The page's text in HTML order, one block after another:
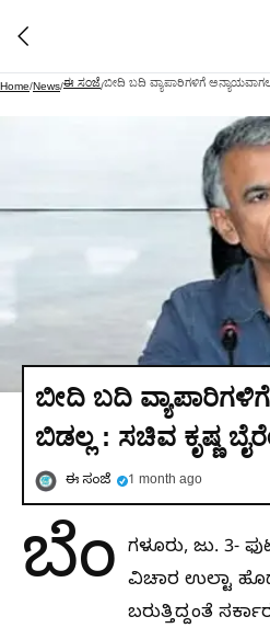
Home/News/ಈ ಸಂಜೆ/ಬೀದಿ ಬದಿ ವ್ಯಾಪಾರಿಗಳಿಗೆ
ಬೀದಿ ಬದಿ
ಬಿಡಲ್ಲ : ಸಚಿವ ಕೃಷ್ಣ
ಈ ಸಂಜೆ 1 month ago
ಬೆಂ ಗಳೂರು, ಜು. 3-
ವಿಚಾರ ಉಲ್ಟಾ
ಬರುತ್ತಿದ್ದಂತೆ